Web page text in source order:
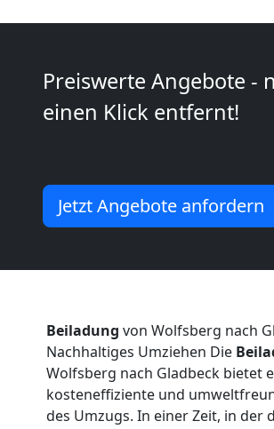
Preiswerte Angebote -
einen Klick entfernt!
Jetzt Angebote anfordern
Beiladung von Wolfsberg nach
Nachhaltiges Umziehen Die
Wolfsberg nach Gladbeck bietet
kosteneffiziente und
des Umzugs. In einer Zeit, in der
Wolfsberg
Wolfsberg
3
LKW